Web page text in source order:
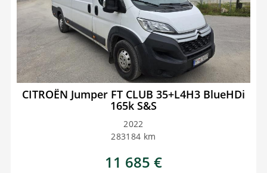
CITROËN Jumper FT CLUB 35+L4H3 BlueHDi
165k S&S
2022
283184 km
11 685 €